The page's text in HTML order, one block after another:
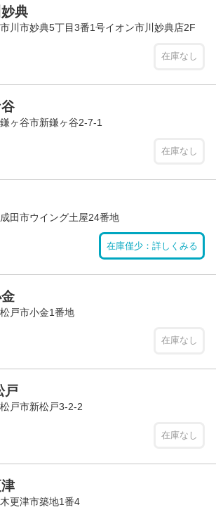
典
川市妙典5丁目3番1号イオン市川妙典店2F
在庫なし
ヶ谷市新鎌ヶ谷2-7-1
在庫なし
田市ウイング土屋24番地
在庫僅少：詳しくみる
戸市小金1番地
在庫なし
戸
戸市新松戸3-2-2
在庫なし
更津市築地1番4